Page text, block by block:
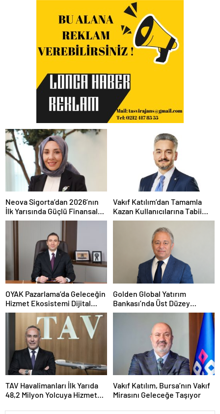
Neova Sigorta’dan 2026’nın
İlk Yarısında Güçlü Finansal
Performans
Vakıf Katılım’dan Tamamla
Kazan Kullanıcılarına Tabii
Premium Fırsatı
OYAK Pazarlama’da Geleceğin
Hizmet Ekosistemi Dijital
Dönüşümle Şekilleniyor
Golden Global Yatırım
Bankası’nda Üst Düzey
Atama: Mustafa Selcen
Yönetim Kurulu Üyesi Oldu
TAV Havalimanları İlk Yarıda
48,2 Milyon Yolcuya Hizmet
Vakıf Katılım, Bursa’nın Vakıf
Mirasını Geleceğe Taşıyor